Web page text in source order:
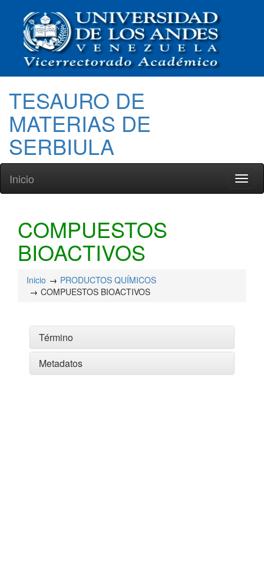
TESAURO DE
MATERIAS DE
SERBIULA
Inicio
COMPUESTOS
BIOACTIVOS
Inicio
PRODUCTOS QUÍMICOS
COMPUESTOS BIOACTIVOS
Término
Metadatos